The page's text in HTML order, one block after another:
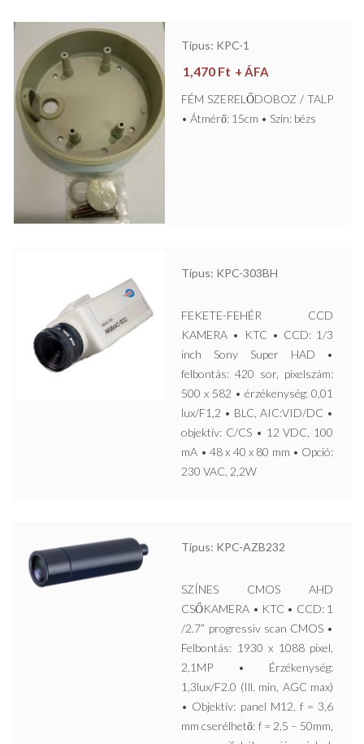
Típus: KPC-1
1,470 Ft + ÁFA
FÉM SZERELŐDOBOZ / TALP
• Átmérő: 15cm • Szín: bézs
Típus: KPC-303BH
FEKETE-FEHÉR CCD
KAMERA • KTC • CCD: 1/3
inch Sony Super HAD •
felbontás: 420 sor, pixelszám:
500 x 582 • érzékenység: 0,01
lux/F1,2 • BLC, AIC:VID/DC •
objektív: C/CS • 12 VDC, 100
mA • 48 x 40 x 80 mm • Opció:
230 VAC, 2,2W
Típus: KPC-AZB232
SZÍNES CMOS AHD
CSŐKAMERA • KTC • CCD: 1
/2.7” progressiv scan CMOS •
Felbontás: 1930 x 1088 pixel,
2,1MP • Érzékenység:
1,3lux/F2.0 (Ill. min, AGC max)
• Objektív: panel M12, f = 3,6
mm cserélhető: f = 2,5 – 50mm,